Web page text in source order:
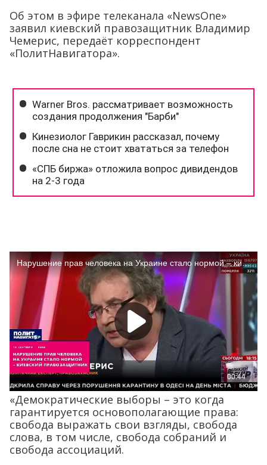
Об этом в эфире телеканала «NewsOne»
заявил киевский правозащитник Владимир
Чемерис, передаёт корреспондент
«ПолитНавигатора».
«Демократические выборы – это когда
гарантируется основополагающие права:
свобода выражать свои взгляды, свобода
слова, в том числе, свобода собраний и
свобода ассоциаций.